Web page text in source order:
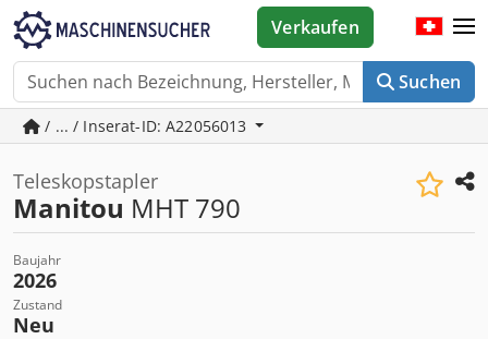
Suchen
Verkaufen
/ ... / Inserat-ID: A22056013
Teleskopstapler
Manitou MHT 790
Baujahr
2026
Zustand
Neu